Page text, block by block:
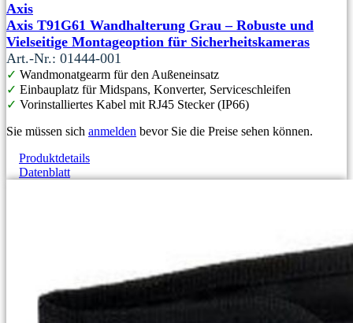
Axis
Axis T91G61 Wandhalterung Grau – Robuste und
Vielseitige Montageoption für Sicherheitskameras
Art.-Nr.: 01444-001
✓ Wandmonatgearm für den Außeneinsatz
✓ Einbauplatz für Midspans, Konverter, Serviceschleifen
✓ Vorinstalliertes Kabel mit RJ45 Stecker (IP66)
Sie müssen sich anmelden bevor Sie die Preise sehen können.
Produktdetails
Datenblatt